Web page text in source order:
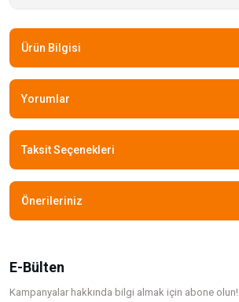
Ürün Bilgisi
Yorumlar
Taksit Seçenekleri
Önerileriniz
E-Bülten
Kampanyalar hakkında bilgi almak için abone olun!